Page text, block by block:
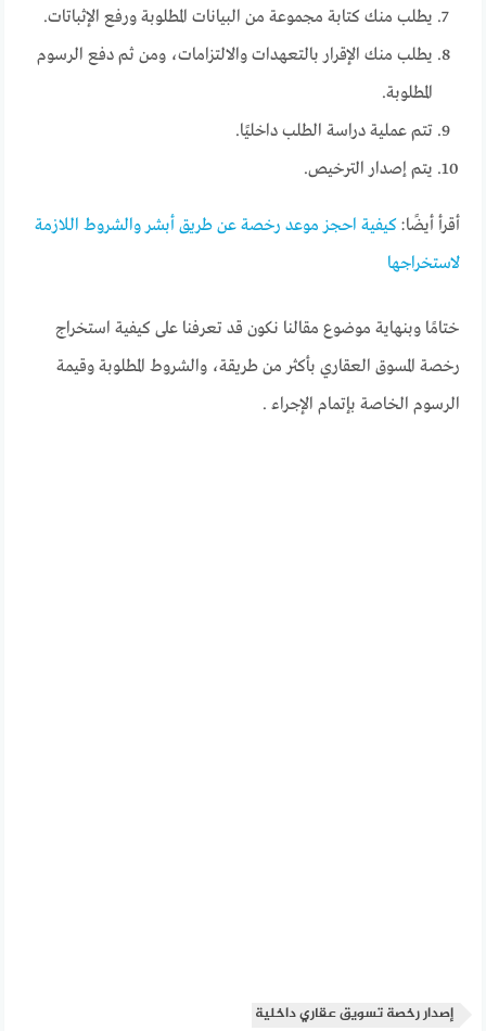
يطلب منك كتابة مجموعة من البيانات المطلوبة ورفع الإثباتات.
يطلب منك الإقرار بالتعهدات والالتزامات، ومن ثم دفع الرسوم
المطلوبة.
تتم عملية دراسة الطلب داخليًا.
يتم إصدار الترخيص.
أقرأ أيضًا:كيفية احجز موعد رخصة عن طريق أبشر والشروط اللازمة
لاستخراجها
ختامًا وبنهاية موضوع مقالنا نكون قد تعرفنا على كيفية استخراج
رخصة المسوق العقاري بأكثر من طريقة، والشروط المطلوبة وقيمة
الرسوم الخاصة بإتمام الإجراء .
إصدار رخصة تسويق عقاري داخلية